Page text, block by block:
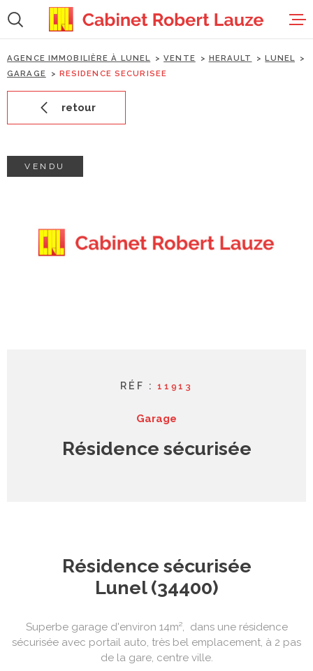
:la
recherche
au
menu
principal
au
contenu
accueil
AGENCE IMMOBILIÈRE À LUNEL VENTE HERAULT
LUNEL
GARAGE
RESIDENCE SECURISEE
retour
VENDU
RÉF :11913
Garage
Résidence sécurisée
Résidence sécurisée
Lunel (34400)
Superbe garage d'environ 14m², dans une résidence
sécurisée avec portail auto, très bel emplacement, à 2 pas
de la gare, centre ville.